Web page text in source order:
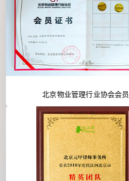
北京物业管理行业协会会员